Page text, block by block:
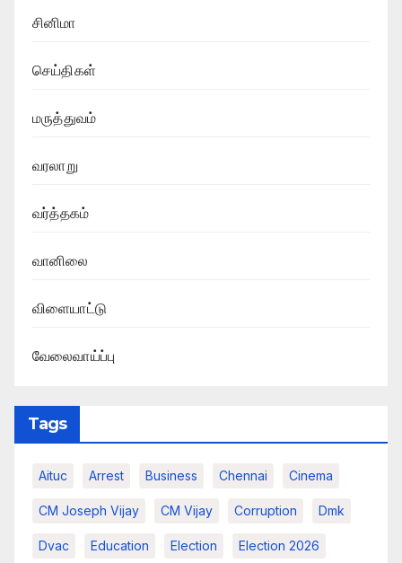
சினிமா
செய்திகள்
மருத்துவம்
வரலாறு
வர்த்தகம்
வானிலை
விளையாட்டு
வேலைவாய்ப்பு
Tags
Aituc Arrest Business Chennai Cinema
CM Joseph Vijay CM Vijay Corruption Dmk
Dvac Education Election Election 2026